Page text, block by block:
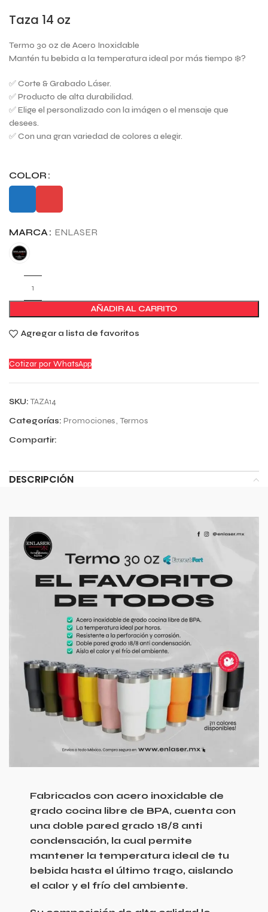
Taza 14 oz
Termo 30 oz de Acero Inoxidable
Mantén tu bebida a la temperatura ideal por más tiempo ❄️?
✅ Corte & Grabado Láser.
✅ Producto de alta durabilidad.
✅ Elige el personalizado con la imágen o el mensaje que
desees.
✅ Con una gran variedad de colores a elegir.
COLOR
MARCA ENLASER
AÑADIR AL CARRITO
Agregar a lista de favoritos
Cotizar por WhatsApp
SKU:TAZA14
Categorías: Promociones, Termos
Compartir:
DESCRIPCIÓN
Fabricados con acero inoxidable de
grado cocina libre de BPA, cuenta con
una doble pared grado 18/8 anti
condensación, la cual permite
mantener la temperatura ideal de tu
bebida hasta el último trago, aislando
el calor y el frío del ambiente.